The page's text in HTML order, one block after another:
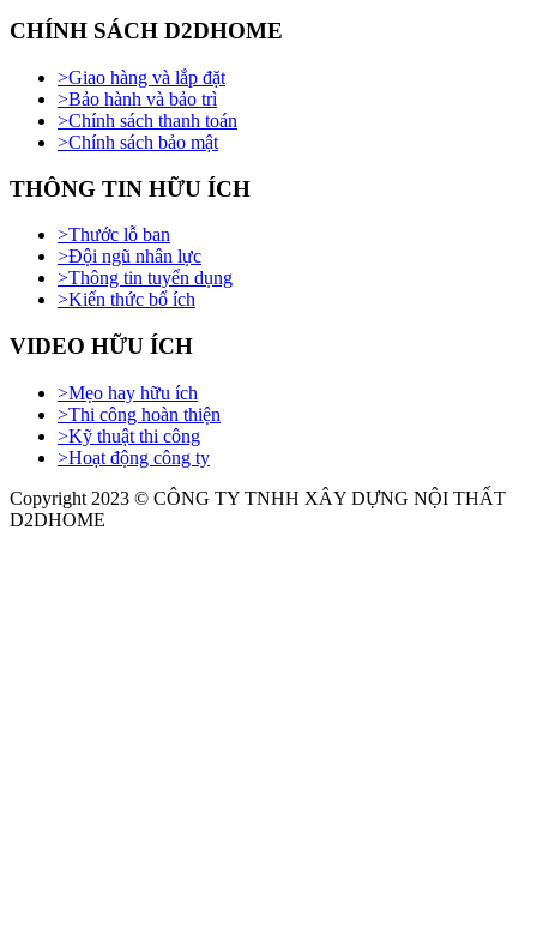
CHÍNH SÁCH D2DHOME
>Giao hàng và lắp đặt
>Bảo hành và bảo trì
>Chính sách thanh toán
>Chính sách bảo mật
THÔNG TIN HỮU ÍCH
>Thước lỗ ban
>Đội ngũ nhân lực
>Thông tin tuyển dụng
>Kiến thức bổ ích
VIDEO HỮU ÍCH
>Mẹo hay hữu ích
>Thi công hoàn thiện
>Kỹ thuật thi công
>Hoạt động công ty
Copyright 2023 © CÔNG TY TNHH XÂY DỰNG NỘI THẤT
D2DHOME